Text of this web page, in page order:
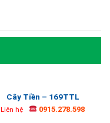
Cây Tiền – 169TTL
Liên hệ 0915.278.598